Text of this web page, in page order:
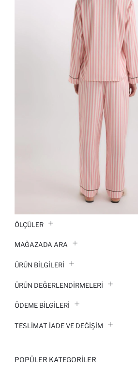
ÖLÇÜLER
MAĞAZADA ARA
ÜRÜN BILGILERI
ÜRÜN DEĞERLENDİRMELERİ
ÖDEME BİLGİLERİ
TESLIMAT İADE VE DEĞIŞIM
POPÜLER KATEGORILER